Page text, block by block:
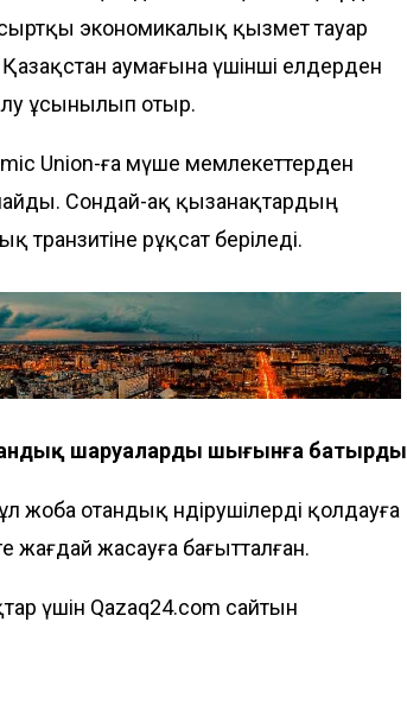
экономикалық қызмет тауар
аумағына үшінші елдерден
ұсынылып отыр.
Union-ға мүше мемлекеттерден
Сондай-ақ қызанақтардың
рұқсат беріледі.
шаруаларды шығынға батырды
жоба отандық өндірушілерді қолдауға
жағдай жасауға бағытталған.
үшін Qazaq24.com сайтын